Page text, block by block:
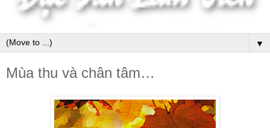
▼
Mùa thu và chân tâm…